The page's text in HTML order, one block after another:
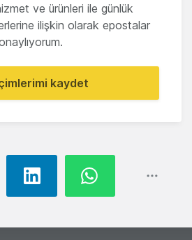
ve ürünleri ile günlük
ilişkin olarak epostalar
kaydet